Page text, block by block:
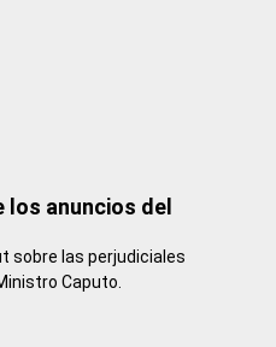
los anuncios del
sobre las perjudiciales
Caputo.